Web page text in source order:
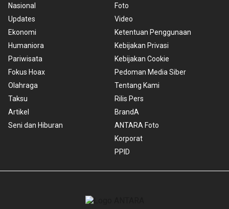
Nasional
Updates
Ekonomi
Humaniora
Pariwisata
Fokus Hoax
Olahraga
Taksu
Artikel
Seni dan Hiburan
Foto
Video
Ketentuan Penggunaan
Kebijakan Privasi
Kebijakan Cookie
Pedoman Media Siber
Tentang Kami
Rilis Pers
BrandA
ANTARA Foto
Korporat
PPID